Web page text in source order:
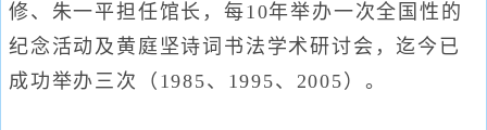
修、朱一平担任馆长，每10年举办一次全国性的
纪念活动及黄庭坚诗词书法学术研讨会，迄今已
成功举办三次（1985、1995、2005）。